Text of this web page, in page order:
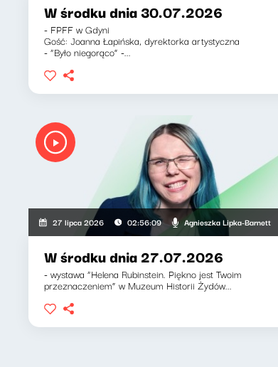
W środku dnia 30.07.2026
- FPFF w Gdyni
Gość: Joanna Łapińska, dyrektorka artystyczna
- “Było niegorąco” -...
27 lipca 2026 02:56:09 Agnieszka Lipka-Barnett
W środku dnia 27.07.2026
- wystawa “Helena Rubinstein. Piękno jest Twoim
przeznaczeniem” w Muzeum Historii Żydów...